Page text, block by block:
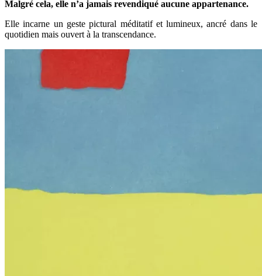
Malgré cela, elle n’a jamais revendiqué aucune appartenance.
Elle incarne un geste pictural méditatif et lumineux, ancré dans le
quotidien mais ouvert à la transcendance.